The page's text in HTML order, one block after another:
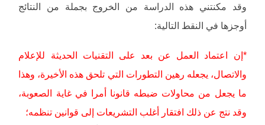
وقد مكنتني هذه الدراسة من الخروج بجملة من النتائج
أوجزها في النقط التالية:
*إن اعتماد العمل عن بعد على التقنيات الحديثة للإعلام
والاتصال، يجعله رهين التطورات التي تلحق هذه الأخيرة، وهذا
ما يجعل من محاولات ضبطه قانونا أمرا في غاية الصعوبة،
وقد نتج عن ذلك افتقار أغلب التشريعات إلى قوانين تنظمه؛